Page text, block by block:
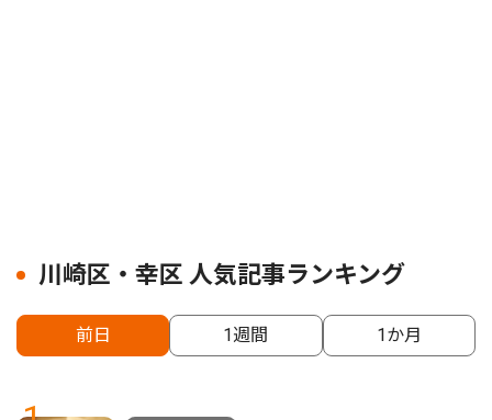
川崎区・幸区 人気記事ランキング
前日 1週間 1か月